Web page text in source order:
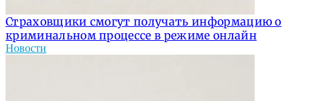
Страховщики смогут получать информацию о
криминальном процессе в режиме онлайн
Новости